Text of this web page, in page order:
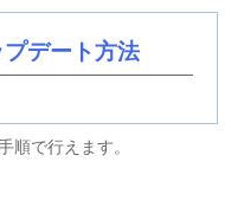
デート方法
順で行えます。